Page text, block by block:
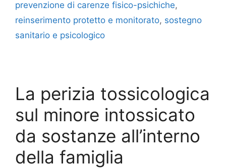
prevenzione di carenze fisico-psichiche,
reinserimento protetto e monitorato, sostegno
sanitario e psicologico
La perizia tossicologica
sul minore intossicato
da sostanze all’interno
della famiglia